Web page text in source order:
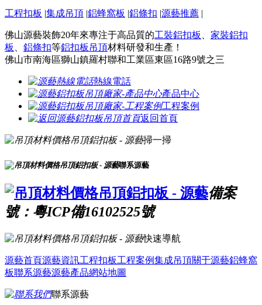
工程扣板 |集成吊頂 |鋁蜂窩板 |鋁條扣 |源藝推薦 |
佛山源藝裝飾20年來專注于高品質的工裝鋁扣板 、 家裝鋁扣
板 、 鋁條扣等鋁扣板吊頂材料研發和生產！
佛山市南海區獅山鎮羅村聯和工業區東區16路9號之三
熱線電話
產品中心
工程案例
返回首頁
掃一掃
聯系源藝
備案
號：粵ICP備16102525號
快速導航
源藝首頁源藝資訊工程扣板工程案例集成吊頂關于源藝鋁蜂窩
板聯系源藝源藝產品網站地圖
聯系源藝